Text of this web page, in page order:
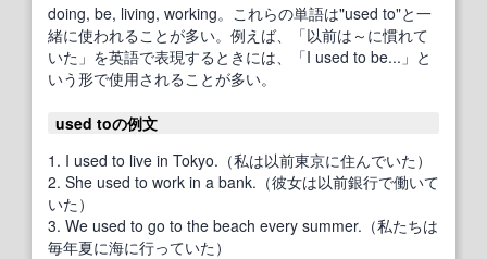
doing, be, living, working。これらの単語は"used to"と一
緒に使われることが多い。例えば、「以前は～に慣れて
いた」を英語で表現するときには、「I used to be...」と
いう形で使用されることが多い。
used toの例文
1. I used to live in Tokyo.（私は以前東京に住んでいた）
2. She used to work in a bank.（彼女は以前銀行で働いて
いた）
3. We used to go to the beach every summer.（私たちは
毎年夏に海に行っていた）